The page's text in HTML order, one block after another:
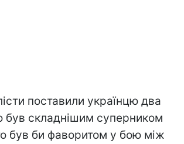
поставили українцю два
був складнішим суперником
був би фаворитом у бою між